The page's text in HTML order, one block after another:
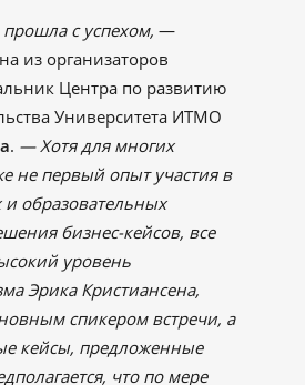
прошла с успехом,—
из организаторов
Центра по развитию
Университета ИТМО
. — Хотя для многих
не первый опыт участия в
образовательных
бизнес-кейсов, все
уровень
Эрика Кристиансена,
спикером встречи, а
кейсы, предложенные
что по мере